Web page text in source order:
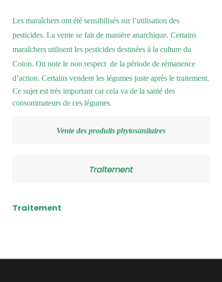
Les maraîchers ont été sensibilisés sur l’utilisation des
pesticides. La vente se fait de manière anarchique. Certains
maraîchers utilisent les pesticides destinées à la culture du
Coton. On note le non respect de la période de rémanence
d’action. Certains vendent les légumes juste après le traitement.
Ce sujet est très important car cela va de la santé des
consommateurs de ces légumes.
Vente des produits phytosanitaires
Traitement
Traitement